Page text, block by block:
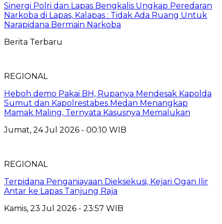
Sinergi Polri dan Lapas Bengkalis Ungkap Peredaran
Narkoba di Lapas, Kalapas : Tidak Ada Ruang Untuk
Narapidana Bermain Narkoba
Berita Terbaru
REGIONAL
Heboh demo Pakai BH, Rupanya Mendesak Kapolda
Sumut dan Kapolrestabes Medan Menangkap
Mamak Maling, Ternyata Kasusnya Memalukan
Jumat, 24 Jul 2026 - 00:10 WIB
REGIONAL
Terpidana Penganiayaan Dieksekusi, Kejari Ogan Ilir
Antar ke Lapas Tanjung Raja
Kamis, 23 Jul 2026 - 23:57 WIB